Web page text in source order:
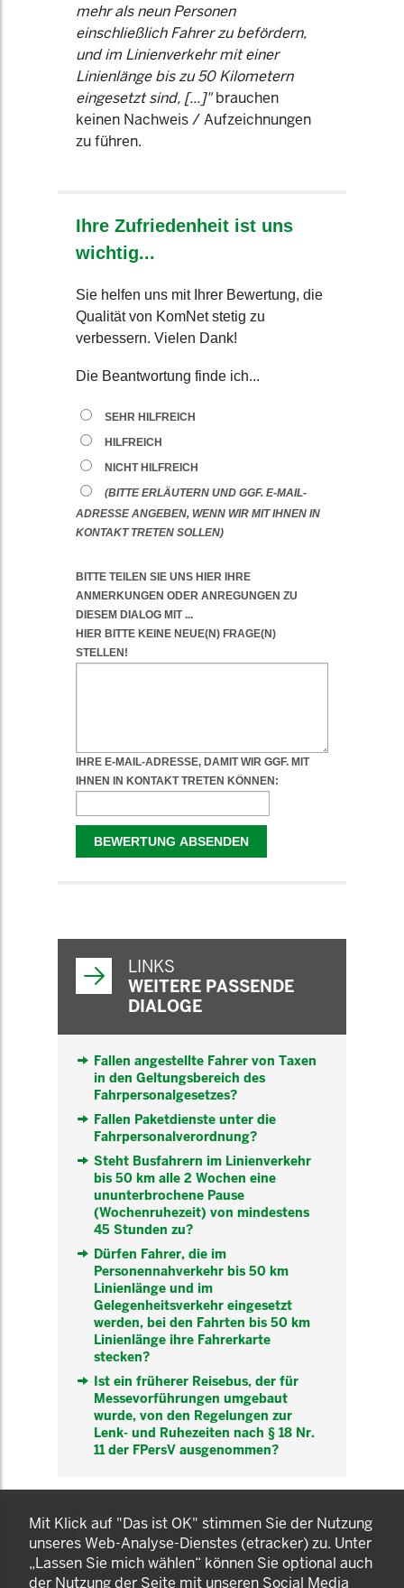
mehr als neun Personen
einschließlich Fahrer zu befördern,
und im Linienverkehr mit einer
Linienlänge bis zu 50 Kilometern
eingesetzt sind, [...]"brauchen
keinen Nachweis / Aufzeichnungen
zu führen.
LINKS
WEITERE PASSENDE
DIALOGE
Fallen angestellte Fahrer von Taxen
in den Geltungsbereich des
Fahrpersonalgesetzes?
Fallen Paketdienste unter die
Fahrpersonalverordnung?
Steht Busfahrern im Linienverkehr
bis 50 km alle 2 Wochen eine
ununterbrochene Pause
(Wochenruhezeit) von mindestens
45 Stunden zu?
Dürfen Fahrer, die im
Personennahverkehr bis 50 km
Linienlänge und im
Gelegenheitsverkehr eingesetzt
werden, bei den Fahrten bis 50 km
Linienlänge ihre Fahrerkarte
stecken?
Ist ein früherer Reisebus, der für
Messevorführungen umgebaut
wurde, von den Regelungen zur
Lenk- und Ruhezeiten nach § 18 Nr.
11 der FPersV ausgenommen?
KOMNET
GUT BERATEN. GESUND
ARBEITEN.
Mit Klick auf "Das ist OK" stimmen Sie der Nutzung
unseres Web-Analyse-Dienstes (etracker) zu. Unter
„Lassen Sie mich wählen“ können Sie optional auch
der Nutzung der Seite mit unseren Social Media